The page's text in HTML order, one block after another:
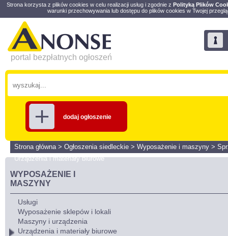
Strona korzysta z plików cookies w celu realizacji usług i zgodnie z Polityką Plików
warunki przechowywania lub dostępu do plików cookies w Twojej
portal bezpłatnych ogłoszeń
dodaj ogłoszenie
Strona główna> Ogłoszenia siedleckie > Wyposażenie i maszyny >
Urządzenia i materiały biurowe
WYPOSAŻENIE I
MASZYNY
Usługi
Wyposażenie sklepów i lokali
Maszyny i urządzenia
Urządzenia i materiały biurowe